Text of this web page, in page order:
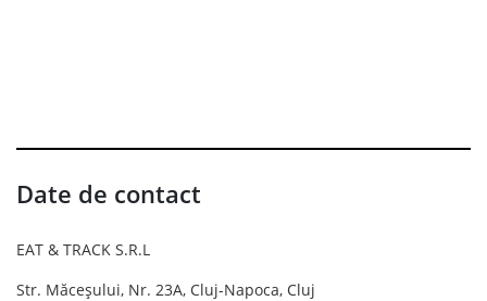
Date de contact
EAT & TRACK S.R.L
Str. Măceșului, Nr. 23A, Cluj-Napoca, Cluj